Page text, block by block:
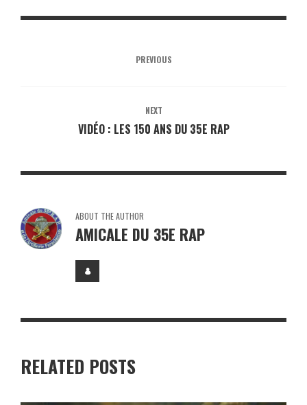
PREVIOUS
NEXT
VIDÉO : LES 150 ANS DU 35E RAP
ABOUT THE AUTHOR
AMICALE DU 35E RAP
RELATED POSTS